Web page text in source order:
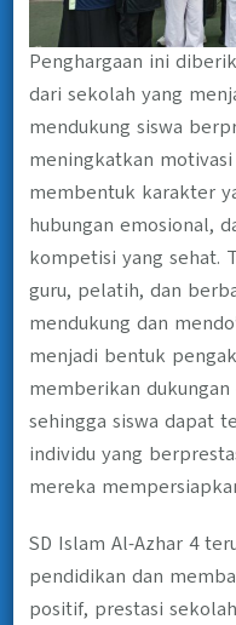
Penghargaan ini
dari sekolah yang
mendukung siswa
meningkatkan
membentuk karakter
hubungan emosional,
kompetisi yang sehat.
guru, pelatih, dan
mendukung dan
menjadi bentuk
memberikan
sehingga siswa dapat
individu yang
mereka
SD Islam Al-Azhar 4
pendidikan dan
positif, prestasi